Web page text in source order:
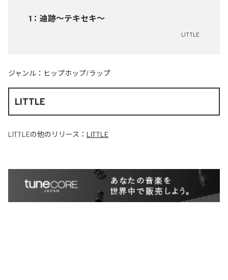
1 ： 迪跡〜テキセキ〜
LITTLE
ジャンル： ヒップホップ/ラップ
LITTLE
LITTLEの他のリリース： LITTLE